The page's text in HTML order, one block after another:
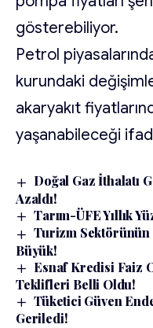
gösterebiliyor.
Petrol
kurundaki
akaryakıt
yaşanabileceği
Doğal Gaz İthalatı
Azaldı!
Tarım-ÜFE Yıllık
Turizm Sektörünün
Büyük!
Esnaf Kredisi Faiz
Teklifleri Belli Oldu!
Tüketici Güven
Geriledi!